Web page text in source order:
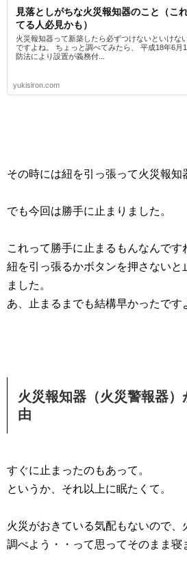
見落としがちな火災報知器のこと（こ
てる人必見かも）
火災報知器って新築したら必ずつけないといけな
ですよね。 ちょっと調べてみたら、 平成18年6月
防法により設置が義務付...
yukisiron.com
その時には紐を引っ張って火災報知
でも今回は勝手に止まりました。
これって勝手に止まるもんなんです
紐を引っ張るかボタンを押さないと
ました。
あ、止まるまでも結構早かったです
火災報知器（火災警報器）
由
すぐに止まったのもあって。
というか、それ以上に眠たくて。
火災がおきている気配もないので、
調べよう・・って思ってそのまま寝